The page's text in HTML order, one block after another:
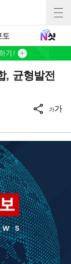
토
, 균형발전
가가